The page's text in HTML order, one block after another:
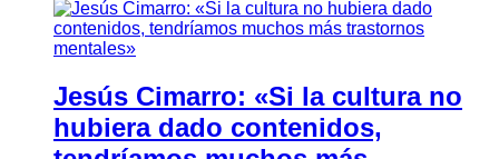
Jesús Cimarro: «Si la cultura no
hubiera dado contenidos,